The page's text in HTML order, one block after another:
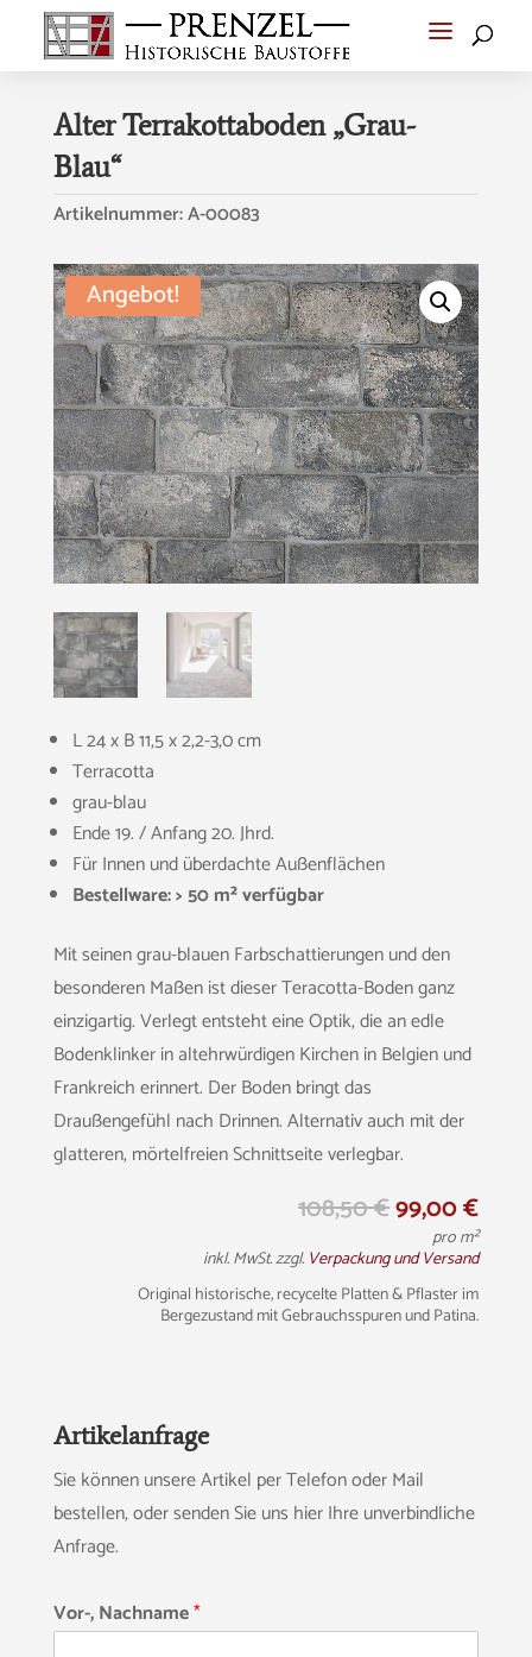
Alter Terrakottaboden „Grau-
Blau“
Artikelnummer:A-00083
Angebot!
L 24 x B 11,5 x 2,2-3,0 cm
Terracotta
grau-blau
Ende 19. / Anfang 20. Jhrd.
Für Innen und überdachte Außenflächen
Bestellware: > 50 m² verfügbar
Mit seinen grau-blauen Farbschattierungen und den
besonderen Maßen ist dieser Teracotta-Boden ganz
einzigartig. Verlegt entsteht eine Optik, die an edle
Bodenklinker in altehrwürdigen Kirchen in Belgien und
Frankreich erinnert. Der Boden bringt das
Draußengefühl nach Drinnen. Alternativ auch mit der
glatteren, mörtelfreien Schnittseite verlegbar.
108,50€
Preis
war:
108,50 €
99,00€
Preis
ist:
pro m²
inkl. MwSt. zzgl. Verpackung und Versand
Original historische, recycelte Platten & Pflaster im
Bergezustand mit Gebrauchsspuren und Patina.
Artikelanfrage
Sie können unsere Artikel per Telefon oder Mail
bestellen, oder senden Sie uns hier Ihre unverbindliche
Anfrage.
Vor-, Nachname*